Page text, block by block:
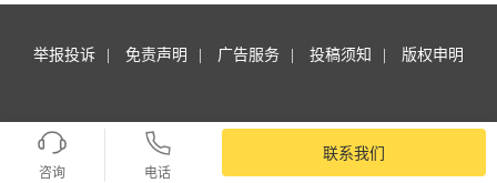
举报投诉 免责声明 广告服务 投稿须知 版权申明
Copyright © 商梦外包. All rights reserved.商梦网校 版权所有苏ICP备14047127号-16
咨询
电话
联系我们